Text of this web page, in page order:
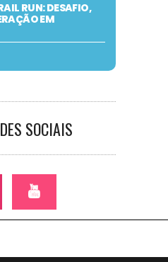
RUN: DESAFIO,
EM
SOCIAIS